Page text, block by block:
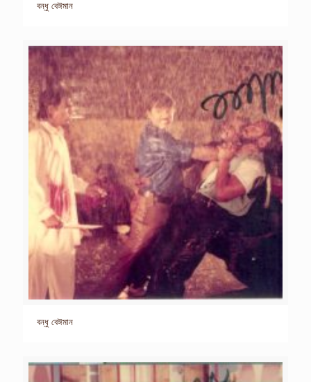
বন্ধু বেঈমান
বন্ধু বেঈমান